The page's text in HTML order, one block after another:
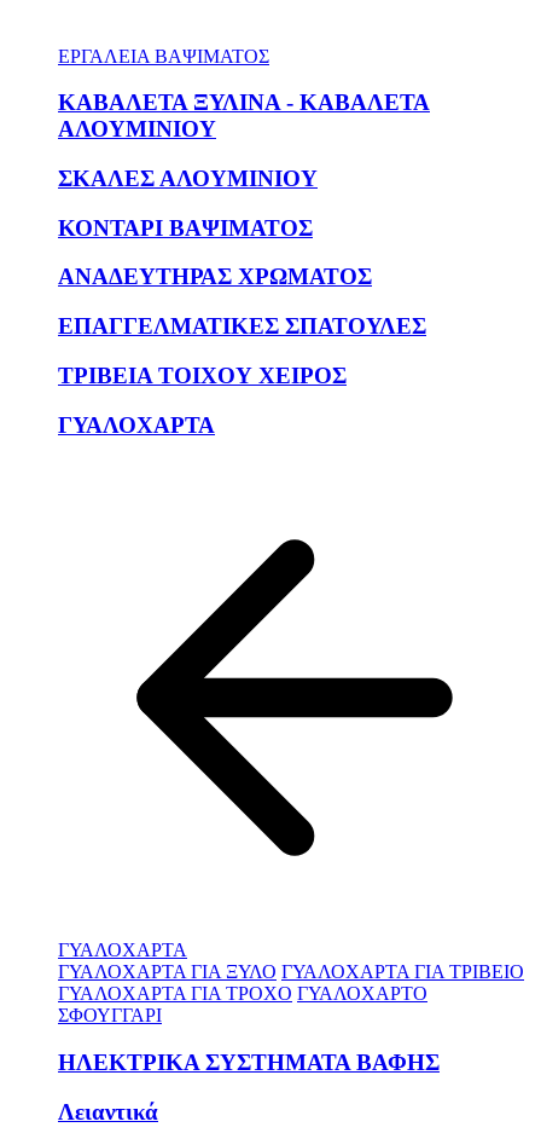
ΕΡΓΑΛΕΙΑ ΒΑΨΙΜΑΤΟΣ
ΚΑΒΑΛΕΤΑ ΞΥΛΙΝΑ - ΚΑΒΑΛΕΤΑ
ΑΛΟΥΜΙΝΙΟΥ
ΣΚΑΛΕΣ ΑΛΟΥΜΙΝΙΟΥ
ΚΟΝΤΑΡΙ ΒΑΨΙΜΑΤΟΣ
ΑΝΑΔΕΥΤΗΡΑΣ ΧΡΩΜΑΤΟΣ
ΕΠΑΓΓΕΛΜΑΤΙΚΕΣ ΣΠΑΤΟΥΛΕΣ
ΤΡΙΒΕΙΑ ΤΟΙΧΟΥ ΧΕΙΡΟΣ
ΓΥΑΛΟΧΑΡΤΑ
ΓΥΑΛΟΧΑΡΤΑ
ΓΥΑΛΟΧΑΡΤΑ ΓΙΑ ΞΥΛΟ ΓΥΑΛΟΧΑΡΤΑ ΓΙΑ ΤΡΙΒΕΙΟ
ΓΥΑΛΟΧΑΡΤΑ ΓΙΑ ΤΡΟΧΟ ΓΥΑΛΟΧΑΡΤΟ
ΣΦΟΥΓΓΑΡΙ
ΗΛΕΚΤΡΙΚΑ ΣΥΣΤΗΜΑΤΑ ΒΑΦΗΣ
Λειαντικά